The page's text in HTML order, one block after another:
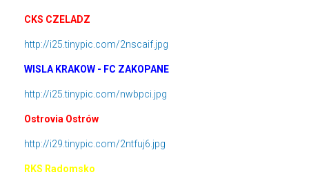
CKS CZELADZ
http://i25.tinypic.com/2nscaif.jpg
WISLA KRAKOW - FC ZAKOPANE
http://i25.tinypic.com/nwbpci.jpg
Ostrovia Ostrów
http://i29.tinypic.com/2ntfuj6.jpg
RKS Radomsko